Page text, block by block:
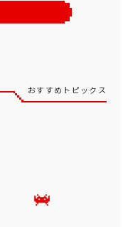
おすすめトピックス